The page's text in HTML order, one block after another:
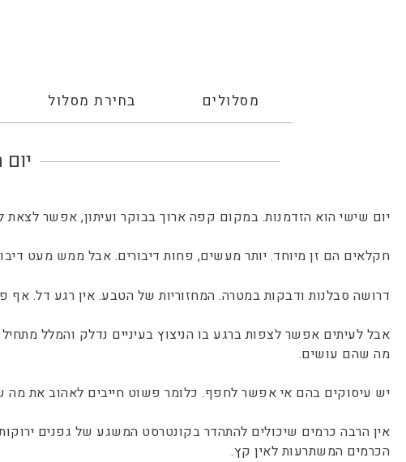
מסלולים בחירת מסלול
יום שישי הוא הזדמנות. במקום קפה ארוך בבוקר ועיתון, אפשר
חקלאים הם זן מיוחד. יותר מעשים, פחות דיבורים. אבל ממש מעט
דרושה סבלנות ודבקות במטרה. המחזוריות של הטבע. אין רגע דל. אף
אבל לעיתים אפשר לצפות ברגע בו הניצוץ בעיניים נדלק והמלל
מה שהם עושים.
יש עיסוקים בהם אי אפשר לחפף. כלומר פשוט חייבים לאהוב את מה
אין הרבה כרמים שיכולים להתהדר בקונטרסט המשגע של גפנים
הכרמים המשתרעות לאין קץ.